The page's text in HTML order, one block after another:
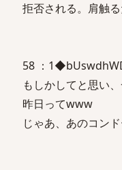
拒否される。肩触
58 ：
もしかしてと思い
昨日ってwww
じゃあ、あのコン